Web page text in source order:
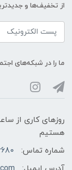
از تخفیف‌ها و
ما را در شبکه‌های
هستیم
شماره تماس: